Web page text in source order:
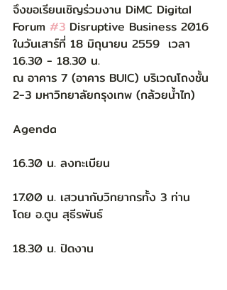
จึงขอเรียนเชิญร่วมงาน DiMC Digital
Forum #3 Disruptive Business 2016
ในวันเสาร์ที่ 18 มิถุนายน 2559  เวลา
16.30 - 18.30 น.
ณ อาคาร 7 (อาคาร BUIC) บริเวณโถงชั้น
2-3 มหาวิทยาลัยกรุงเทพ (กล้วยน้ำไท)
Agenda
16.30 น. ลงทะเบียน
17.00 น. เสวนากับวิทยากรทั้ง 3 ท่าน
โดย อ.ตูน สุธีรพันธ์
18.30 น. ปิดงาน